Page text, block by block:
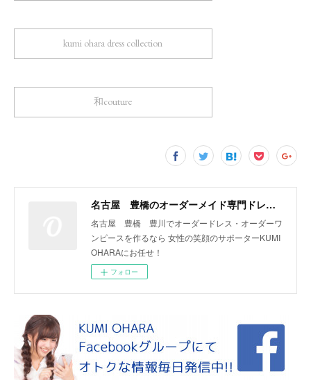
kumi ohara dress collection
和couture
名古屋 豊橋のオーダーメイド専門ドレスデザイナー KUMI OHARA
名古屋 豊橋 豊川でオーダードレス・オーダーワ
ンピースを作るなら 女性の笑顔のサポーターKUMI
OHARAにお任せ！
フォロー